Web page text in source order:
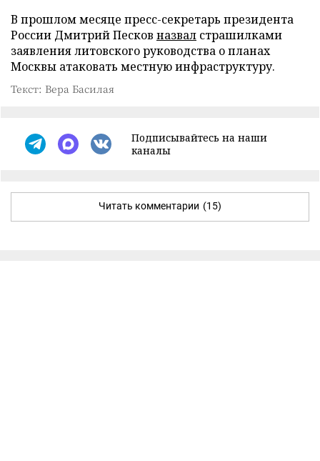
В прошлом месяце пресс-секретарь президента
России Дмитрий Песков назвал страшилками
заявления литовского руководства о планах
Москвы атаковать местную инфраструктуру.
Текст: Вера Басилая
Подписывайтесь на наши
каналы
Читать комментарии (15)